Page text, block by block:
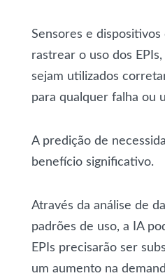
Sensores e
rastrear o uso dos
sejam utilizados
para qualquer falha ou
A predição de
benefício significativo.
Através da análise de
padrões de uso, a IA
EPIs precisarão ser
um aumento na